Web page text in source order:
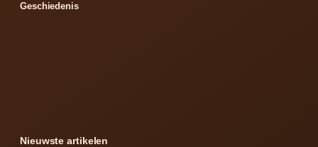
Geschiedenis
Nieuwste artikelen